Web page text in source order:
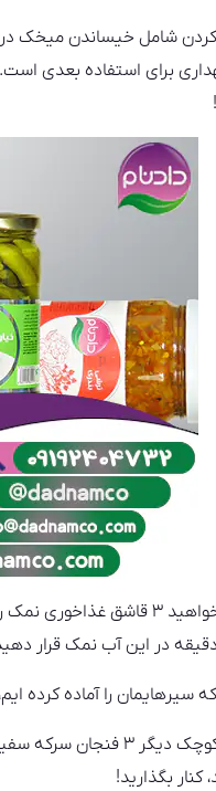
کردن شامل خیساندن میخک
برای استفاده بعدی
حالا شما می خواهید ۳
سیرهایمان را آماده کرده
کنار بگذارید!